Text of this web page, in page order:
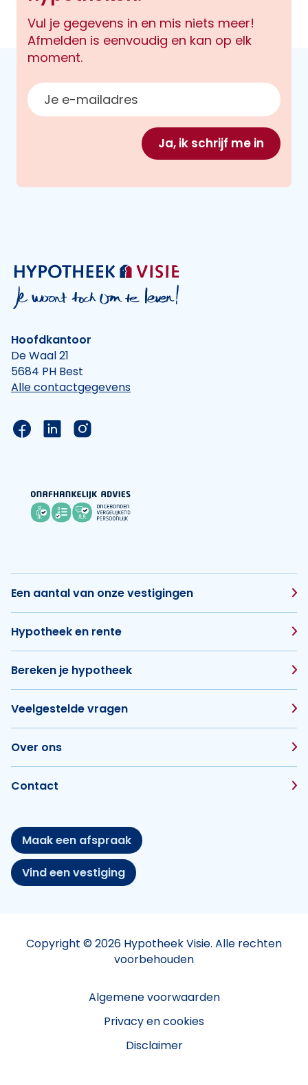
Vul je gegevens in en mis niets meer!
Afmelden is eenvoudig en kan op elk
moment.
E-mailadres
Ja, ik schrijf me in
Hoofdkantoor
De Waal 21
5684 PH Best
Alle contactgegevens
Link naar de Facebook pagina van Hypotheek
Link naar de LinkedIn pagina van
Link naar de Instagram pagina van
Een aantal van onze vestigingen
Hypotheek en rente
Bereken je hypotheek
Veelgestelde vragen
Over ons
Contact
Maak een afspraak
Vind een vestiging
Copyright © 2026 Hypotheek Visie. Alle rechten
voorbehouden
Algemene voorwaarden
Privacy en cookies
Disclaimer